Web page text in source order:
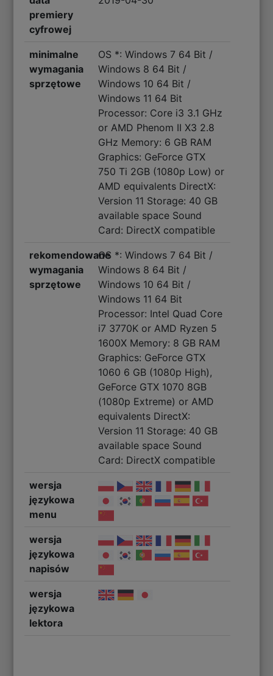
premiery
cyfrowej
minimalne
wymagania
sprzętowe
OS *: Windows 7 64 Bit /
Windows 8 64 Bit /
Windows 10 64 Bit /
Windows 11 64 Bit
Processor: Core i3 3.1 GHz
or AMD Phenom II X3 2.8
GHz Memory: 6 GB RAM
Graphics: GeForce GTX
750 Ti 2GB (1080p Low) or
AMD equivalents DirectX:
Version 11 Storage: 40 GB
available space Sound
Card: DirectX compatible
rekomendowane
wymagania
sprzętowe
OS *: Windows 7 64 Bit /
Windows 8 64 Bit /
Windows 10 64 Bit /
Windows 11 64 Bit
Processor: Intel Quad Core
i7 3770K or AMD Ryzen 5
1600X Memory: 8 GB RAM
Graphics: GeForce GTX
1060 6 GB (1080p High),
GeForce GTX 1070 8GB
(1080p Extreme) or AMD
equivalents DirectX:
Version 11 Storage: 40 GB
available space Sound
Card: DirectX compatible
wersja
językowa
menu
wersja
językowa
napisów
wersja
językowa
lektora